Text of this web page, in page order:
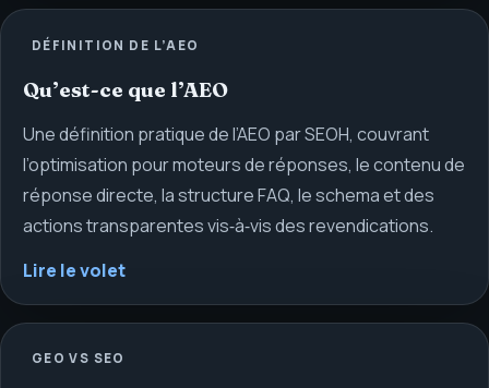
DÉFINITION DE L’AEO
Qu’est-ce que l’AEO
Une définition pratique de l’AEO par SEOH, couvrant
l’optimisation pour moteurs de réponses, le contenu de
réponse directe, la structure FAQ, le schema et des
actions transparentes vis‑à‑vis des revendications.
Lire le volet
GEO VS SEO